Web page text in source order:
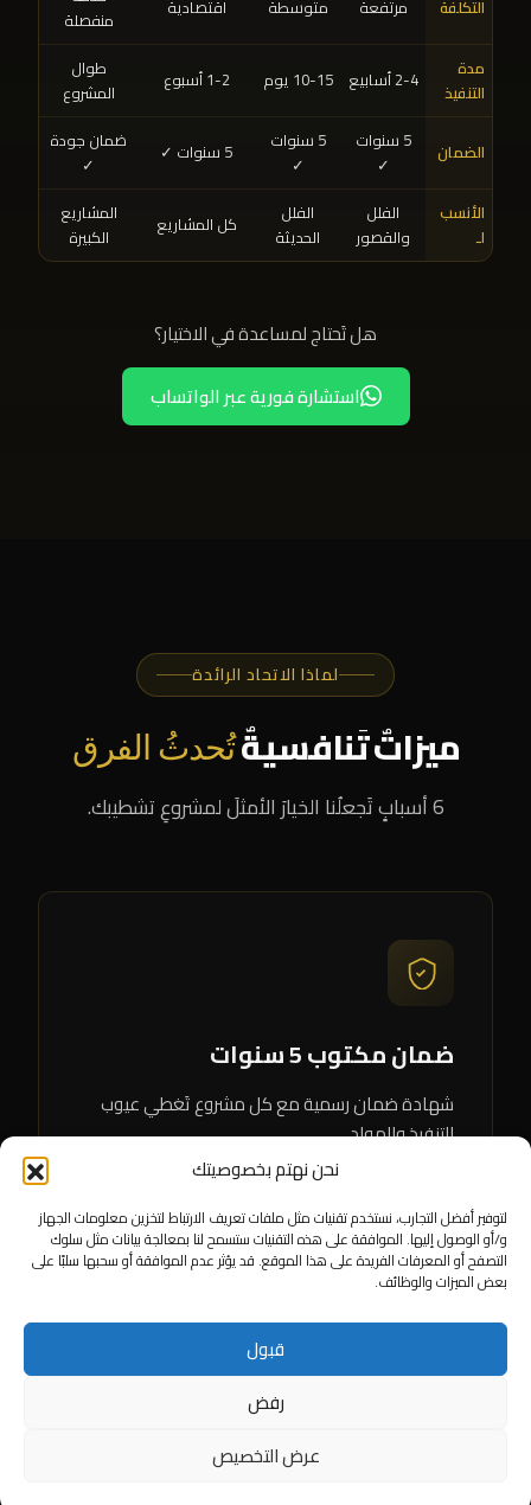
نحن نهتم بخصوصيتك
لتوفير أفضل التجارب، نستخدم تقنيات مثل ملفات تعريف الارتباط لتخزين معلومات الجهاز
و/أو الوصول إليها. الموافقة على هذه التقنيات ستسمح لنا بمعالجة بيانات مثل سلوك
التصفح أو المعرفات الفريدة على هذا الموقع. قد يؤثر عدم الموافقة أو سحبها سلبًا على
بعض الميزات والوظائف.
قبول
رفض
عرض التخصيص
التكلفة مرتفعة متوسطة اقتصادية
منفصلة
مدة
التنفيذ
2-4 أسابيع 10-15 يوم 1-2 أسبوع
طوال
المشروع
الضمان
5 سنوات
✓
5 سنوات
✓
5 سنوات ✓
ضمان جودة
✓
الأنسب
لـ
الفلل
والقصور
الفلل
الحديثة
كل المشاريع
المشاريع
الكبيرة
هل تَحتاج لمساعدة في الاختيار؟
استشارة فورية عبر الواتساب
لماذا الاتحاد الرائدة
ميزاتٌ تَنافسيةٌتُحدثُ الفرق
6 أسبابٍ تَجعلُنا الخيارَ الأمثلَ لمشروعِ تشطيبك.
ضمان مكتوب 5 سنوات
شهادة ضمان رسمية مع كل مشروع تَغطي عيوب
التنفيذ والمواد.
التزام بالمواعيد